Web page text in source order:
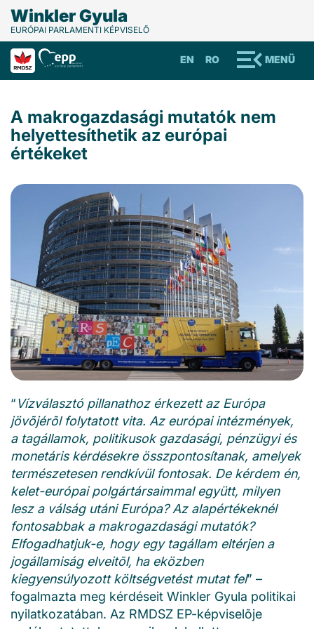
Winkler Gyula
EURÓPAI PARLAMENTI KÉPVISELŐ
MENÜ
RO
EN
A makrogazdasági mutatók nem
helyettesíthetik az európai
értékeket
“Vízválasztó pillanathoz érkezett az Európa
jövõjérõl folytatott vita. Az európai intézmények,
a tagállamok, politikusok gazdasági, pénzügyi és
monetáris kérdésekre összpontosítanak, amelyek
természetesen rendkívül fontosak. De kérdem én,
kelet-európai polgártársaimmal együtt, milyen
lesz a válság utáni Európa? Az alapértékeknél
fontosabbak a makrogazdasági mutatók?
Elfogadhatjuk-e, hogy egy tagállam eltérjen a
jogállamiság elveitõl, ha eközben
kiegyensúlyozott költségvetést mutat fel” –
fogalmazta meg kérdéseit Winkler Gyula politikai
nyilatkozatában. Az RMDSZ EP-képviselõje